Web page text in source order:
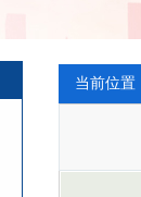
当前位置